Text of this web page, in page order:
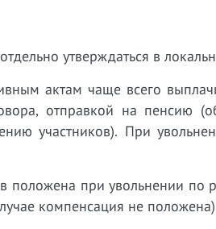
утверждаться в
актам чаще всего
отправкой на пенсию
участников). При
положена при увольнении по
компенсация не